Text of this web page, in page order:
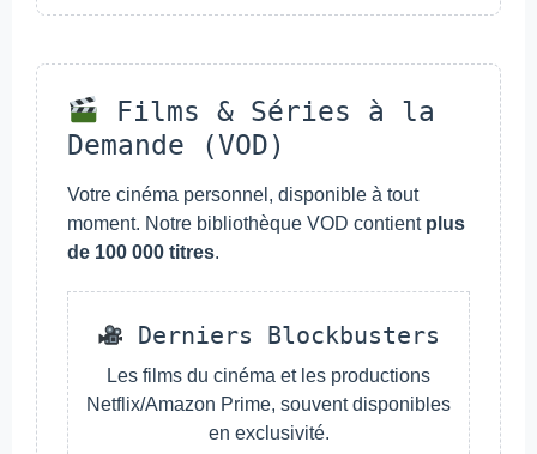
Films & Séries à la
Demande (VOD)
Votre cinéma personnel, disponible à tout
moment. Notre bibliothèque VOD contient plus
de 100 000 titres.
Derniers Blockbusters
Les films du cinéma et les productions
Netflix/Amazon Prime, souvent disponibles
en exclusivité.